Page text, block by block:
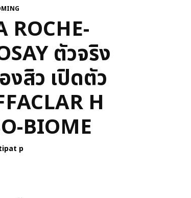
ROCHE-
ตัวจริง
งสิว เปิดตัว
H
BIOME
p